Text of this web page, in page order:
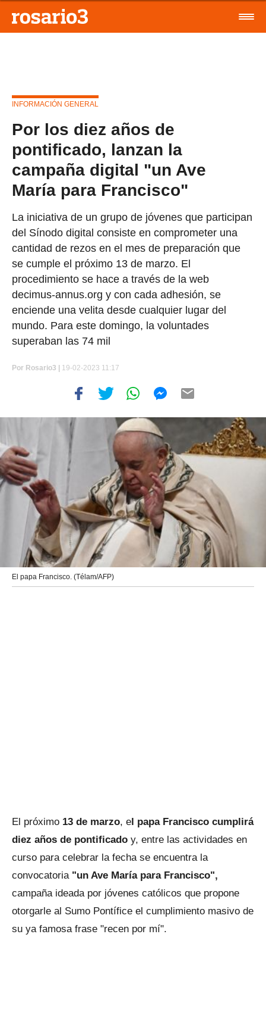
INFORMACIÓN GENERAL
Por los diez años de
pontificado, lanzan la
campaña digital "un Ave
María para Francisco"
La iniciativa de un grupo de jóvenes que participan
del Sínodo digital consiste en comprometer una
cantidad de rezos en el mes de preparación que
se cumple el próximo 13 de marzo. El
procedimiento se hace a través de la web
decimus-annus.org y con cada adhesión, se
enciende una velita desde cualquier lugar del
mundo. Para este domingo, la voluntades
superaban las 74 mil
Por Rosario3 | 19-02-2023 11:17
El papa Francisco. (Télam/AFP)
El próximo 13 de marzo, el papa Francisco cumplirá
diez años de pontificado y, entre las actividades en
curso para celebrar la fecha se encuentra la
convocatoria"un Ave María para Francisco",
campaña ideada por jóvenes católicos que propone
otorgarle al Sumo Pontífice el cumplimiento masivo de
su ya famosa frase "recen por mí".